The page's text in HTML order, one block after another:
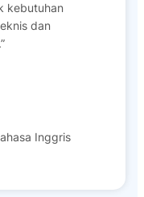
kebutuhan
dan
Inggris